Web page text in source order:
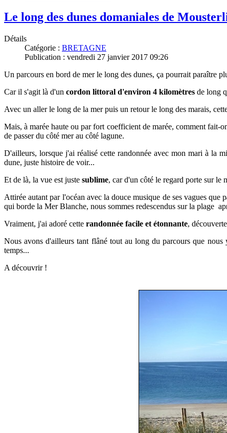
Le long des dunes domaniales de
Détails
Catégorie : BRETAGNE
Publication : vendredi 27 janvier 2017 09:26
Un parcours en bord de mer le long des dunes, ça pourrait paraître
Car il s'agit là d'un cordon littoral d'environ 4 kilomètres de long
Avec un aller le long de la mer puis un retour le long des marais,
Mais, à marée haute ou par fort coefficient de marée, comment fait-
de passer du côté mer au côté lagune.
D'ailleurs, lorsque j'ai réalisé cette randonnée avec mon mari à la
dune, juste histoire de voir...
Et de là, la vue est juste sublime, car d'un côté le regard porte sur le
Attirée autant par l'océan avec la douce musique de ses vagues que
qui borde la Mer Blanche, nous sommes redescendus sur la plage
Vraiment, j'ai adoré cette randonnée facile et étonnante, d
Nous avons d'ailleurs tant flâné tout au long du parcours que nous
temps...
A découvrir !